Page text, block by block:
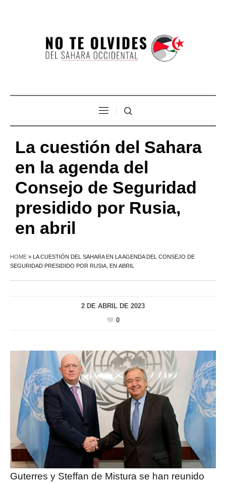
La cuestión del Sahara
en la agenda del
Consejo de Seguridad
presidido por Rusia,
en abril
HOME » LA CUESTIÓN DEL SAHARA EN LA AGENDA DEL CONSEJO DE
SEGURIDAD PRESIDIDO POR RUSIA, EN ABRIL
2 DE ABRIL DE 2023
0
Guterres y Steffan de Mistura se han reunido